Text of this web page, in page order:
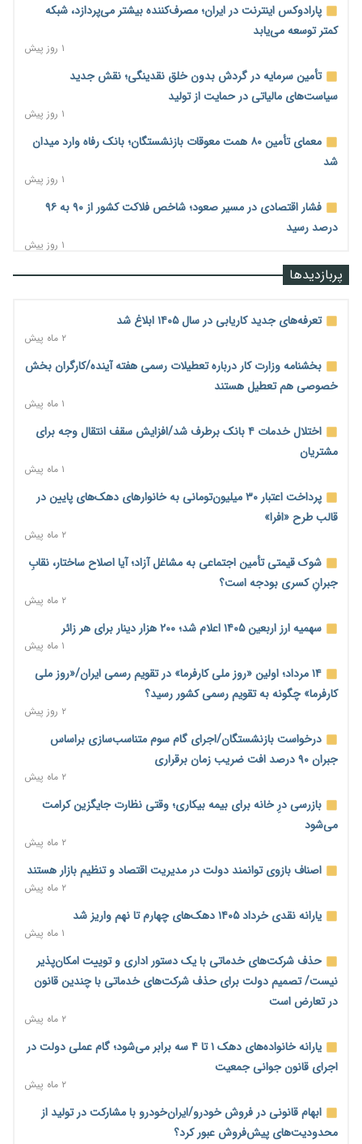
پارادوکس اینترنت در ایران؛ مصرف‌کننده بیشتر می‌پردازد، شبکه
کمتر توسعه می‌یابد
۱ روز پیش
تأمین سرمایه در گردش بدون خلق نقدینگی؛ نقش جدید
سیاست‌های مالیاتی در حمایت از تولید
۱ روز پیش
معمای تأمین ۸۰ همت معوقات بازنشستگان؛ بانک رفاه وارد میدان
شد
۱ روز پیش
فشار اقتصادی در مسیر صعود؛ شاخص فلاکت کشور از ۹۰ به ۹۶
درصد رسید
۱ روز پیش
رشد ۷۵ هزار میلیاردی بازار خرید اعتباری؛ فین‌تک‌ها وارد میدان
آغاز اجرای پایلوت «ردا کارت» برای دانشجویان تحصیلات تکمیلی
۱ روز پیش
محدودیت تازه برای شبکه بانکی؛ افزایش سپرده قانونی با هدف
کنترل تورم
۱ روز پیش
ترمز تولید خودرو کشیده شد؛ افت ۲۵ درصدی تیراژ ایران‌خودرو،
سایپا و پارس‌خودرو
۱ روز پیش
بنگاه‌داری بانک‌ها؛ مانع بزرگ خانه‌دار شدن مستأجران
نماینده مجلس: توسعه مرزهای زمینی به راهبرد تأمین کالاهای
اساسی تبدیل شود
۱ روز پیش
خانه کارگر قزوین: شکاف دستمزد و هزینه معیشت هر روز عمیق‌تر
می‌شود
۱ روز پیش
رئیس سازمان امور مالیاتی: بلاگرهای پردرآمد مشمول پرداخت
مالیات هستند
۱ روز پیش
پیش‌بینی افزایش تولید برنج؛ نیاز وارداتی کشور به ۵۰۰ هزار تن
کاهش می‌یابد
۱ روز پیش
امضای تفاهم‌نامه تجاری ایران و پاکستان؛ هدف‌گذاری تجارت ۱۰
اختیارات جدید گمرکات برای تمدید ورود موقت کالا و خودرو تا
پایان شهریور ابلاغ شد
۱ روز پیش
مرحله سیزدهم کالابرگ در سایه تورم؛ قدرت خرید یارانه یک‌میلیونی
۱۴ مرداد؛ اولین «روز ملی کارفرما» در تقویم رسمی ایران/«روز ملی
پربازدیدها
تعرفه‌های جدید کاریابی در سال ۱۴۰۵ ابلاغ شد
۲ ماه پیش
بخشنامه وزارت کار درباره تعطیلات رسمی هفته آینده/کارگران بخش
خصوصی هم تعطیل هستند
۱ ماه پیش
اختلال خدمات ۴ بانک برطرف شد/افزایش سقف انتقال وجه برای
مشتریان
۱ ماه پیش
پرداخت اعتبار ۳۰ میلیون‌تومانی به خانوارهای دهک‌های پایین در
قالب طرح «افرا»
۲ ماه پیش
شوک قیمتی تأمین اجتماعی به مشاغل آزاد؛ آیا اصلاح ساختار، نقابِ
جبرانِ کسری بودجه است؟
۲ ماه پیش
سهمیه ارز اربعین ۱۴۰۵ اعلام شد؛ ۲۰۰ هزار دینار برای هر زائر
۱ ماه پیش
۱۴ مرداد؛ اولین «روز ملی کارفرما» در تقویم رسمی ایران/«روز ملی
کارفرما» چگونه به تقویم رسمی کشور رسید؟
۲ روز پیش
درخواست بازنشستگان/اجرای گام سوم متناسب‌سازی براساس
جبران ۹۰ درصد افت ضریب زمان برقراری
۲ ماه پیش
بازرسی درِ خانه برای بیمه بیکاری؛ وقتی نظارت جایگزین کرامت
می‌شود
۲ ماه پیش
اصناف بازوی توانمند دولت در مدیریت اقتصاد و تنظیم بازار هستند
۲ ماه پیش
یارانه نقدی خرداد ۱۴۰۵ دهک‌های چهارم تا نهم واریز شد
۱ ماه پیش
حذف شرکت‌های خدماتی با یک دستور اداری و توییت امکان‌پذیر
نیست/ تصمیم دولت برای حذف شرکت‌های خدماتی با چندین قانون
در تعارض است
۲ ماه پیش
یارانه خانواده‌های دهک ۱ تا ۴ سه برابر می‌شود؛ گام عملی دولت در
اجرای قانون جوانی جمعیت
۲ ماه پیش
ابهام قانونی در فروش خودرو/ایران‌خودرو با مشارکت در تولید از
محدودیت‌های پیش‌فروش عبور کرد؟